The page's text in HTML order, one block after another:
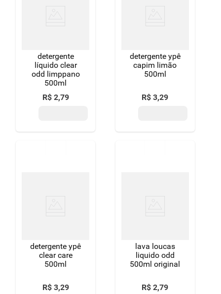
detergente
líquido clear
odd limppano
500ml
R$ 2,79
detergente ypê
capim limão
500ml
R$ 3,29
detergente ypê
clear care
500ml
R$ 3,29
lava loucas
liquido odd
500ml original
R$ 2,79